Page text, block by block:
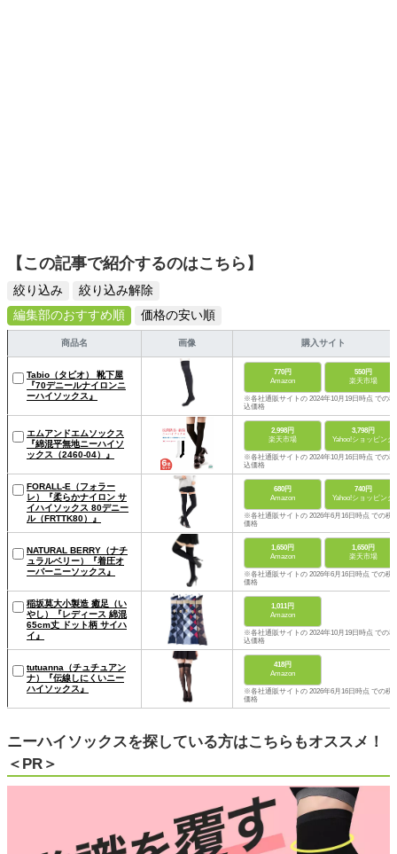
【この記事で紹介するのはこちら】
絞り込み
絞り込み解除
編集部のおすすめ順
価格の安い順
商品名 画像 購入サイト
Tabio（タビオ） 靴下屋
『70デニールナイロンニ
ーハイソックス』
770円
Amazon
550円
楽天市場
※各社通販サイトの 2024年10月19日時点 での税
込価格
エムアンドエムソックス
『綿混平無地ニーハイソ
ックス（2460-04）』
2,998円
楽天市場
3,798円
Yahoo!ショッピング
※各社通販サイトの 2024年10月16日時点 での税
込価格
FORALL-E（フォラー
レ）『柔らかナイロン サ
イハイソックス 80デニー
ル（FRTTK80）』
680円
Amazon
740円
Yahoo!ショッピング
※各社通販サイトの 2026年6月16日時点 での税
価格
NATURAL BERRY（ナチ
ュラルベリー）『着圧オ
ーバーニーソックス』
1,650円
Amazon
1,650円
楽天市場
※各社通販サイトの 2026年6月16日時点 での税
価格
稲坂莫大小製造 癒足（い
やし）『レディース 綿混
65cm丈 ドット柄 サイハ
イ』
1,011円
Amazon
※各社通販サイトの 2024年10月19日時点 での税
込価格
tutuanna（チュチュアン
ナ）『伝線しにくいニー
ハイソックス』
418円
Amazon
※各社通販サイトの 2026年6月16日時点 での税
価格
ニーハイソックスを探している方はこちらもオススメ！
＜PR＞